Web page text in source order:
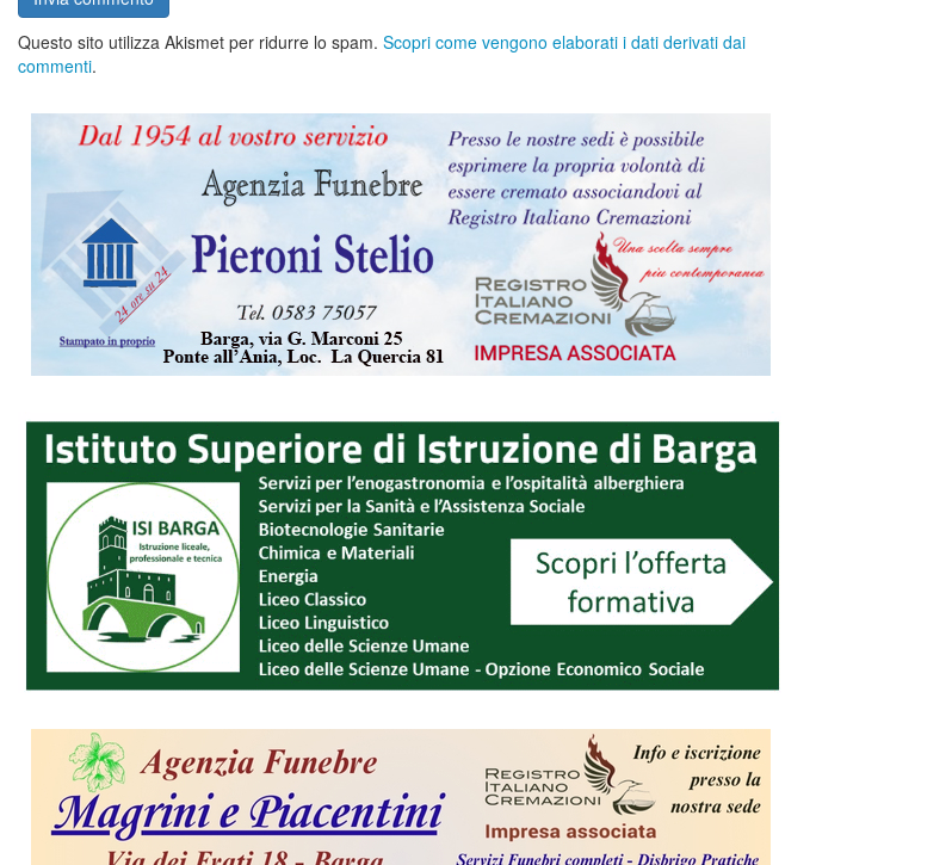
Questo sito utilizza Akismet per ridurre lo spam. Scopri come vengono elaborati i dati derivati dai
commenti.